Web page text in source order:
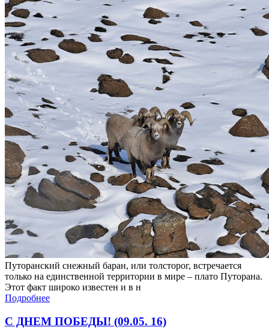
Путоранский снежный баран, или толсторог, встречается
только на единственной территории в мире – плато Путорана.
Этот факт широко известен и в н
Подробнее
С ДНЕМ ПОБЕДЫ! (09.05. 16)
9 мая 2016 г.